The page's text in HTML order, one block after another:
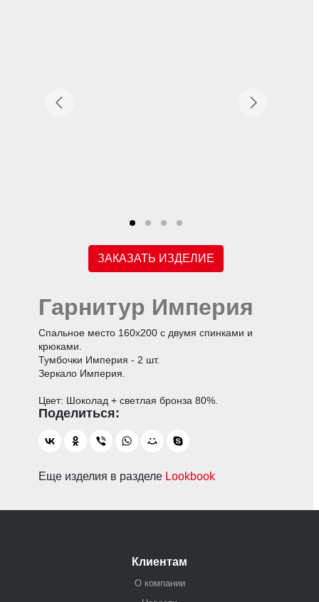
ЗАКАЗАТЬ ИЗДЕЛИЕ
Гарнитур Империя
Спальное место 160х200 с двумя спинками и
крюками.
Тумбочки Империя - 2 шт.
Зеркало Империя.
Цвет: Шоколад + светлая бронза 80%.
Еще изделия в разделе Lookbook
Клиентам
О компании